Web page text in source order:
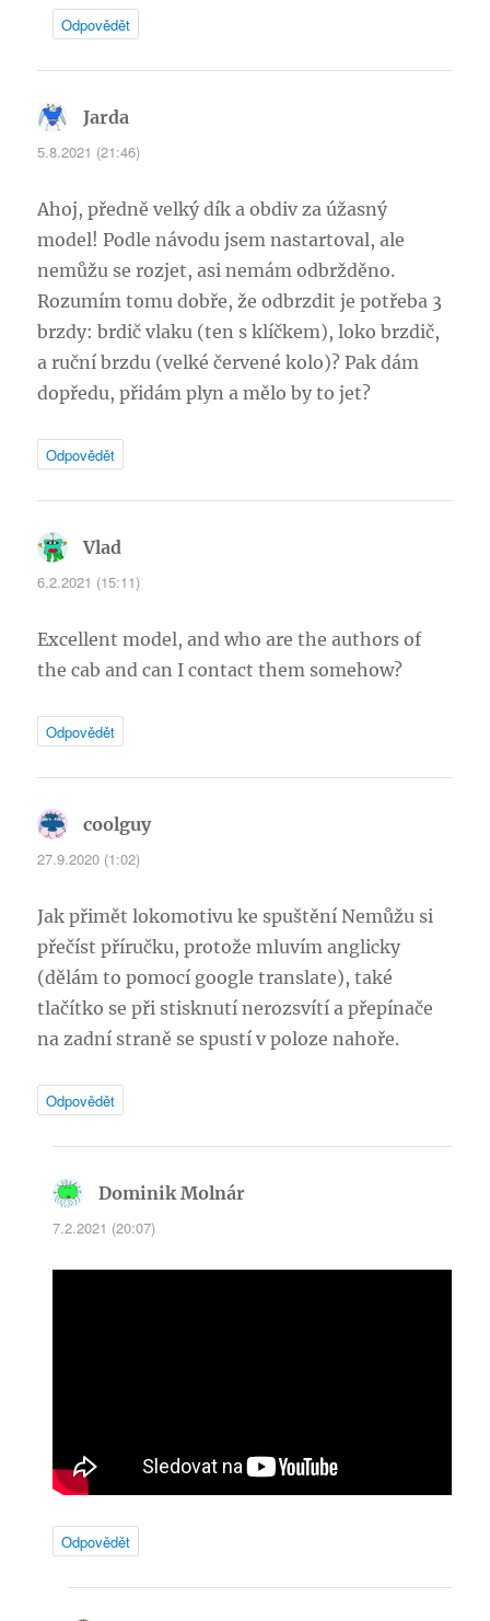
Odpovědět
Jarda
5.8.2021 (21:46)
Ahoj, předně velký dík a obdiv za úžasný
model! Podle návodu jsem nastartoval, ale
nemůžu se rozjet, asi nemám odbržděno.
Rozumím tomu dobře, že odbrzdit je potřeba 3
brzdy: brdič vlaku (ten s klíčkem), loko brzdič,
a ruční brzdu (velké červené kolo)? Pak dám
dopředu, přidám plyn a mělo by to jet?
Odpovědět
Vlad
6.2.2021 (15:11)
Excellent model, and who are the authors of
the cab and can I contact them somehow?
Odpovědět
coolguynapsal:
27.9.2020 (1:02)
Jak přimět lokomotivu ke spuštění Nemůžu si
přečíst příručku, protože mluvím anglicky
(dělám to pomocí google translate), také
tlačítko se při stisknutí nerozsvítí a přepínače
na zadní straně se spustí v poloze nahoře.
Odpovědět
Dominik Molnár
7.2.2021 (20:07)
Odpovědět